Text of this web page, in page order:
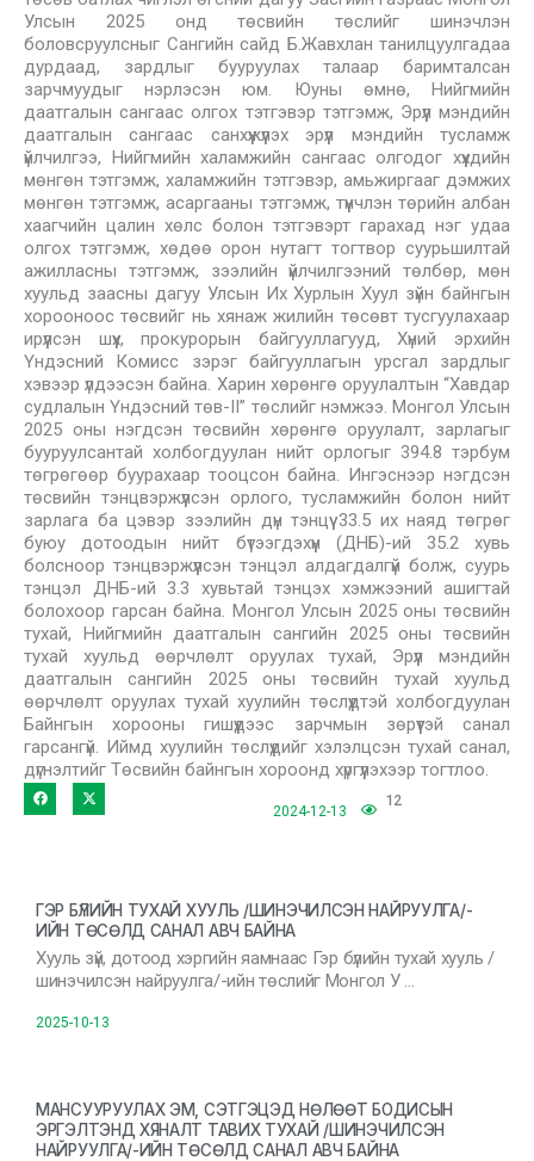
Улсын 2025 онд төсвийн төслийг шинэчлэн
боловсруулсныг Сангийн сайд Б.Жавхлан танилцуулгадаа
дурдаад, зардлыг бууруулах талаар баримталсан
зарчмуудыг нэрлэсэн юм. Юуны өмнө, Нийгмийн
даатгалын сангаас олгох тэтгэвэр тэтгэмж, Эрүүл мэндийн
даатгалын сангаас санхүүжүүлэх эрүүл мэндийн тусламж
үйлчилгээ, Нийгмийн халамжийн сангаас олгодог хүүхдийн
мөнгөн тэтгэмж, халамжийн тэтгэвэр, амьжиргааг дэмжих
мөнгөн тэтгэмж, асаргааны тэтгэмж, түүнчлэн төрийн албан
хаагчийн цалин хөлс болон тэтгэвэрт гарахад нэг удаа
олгох тэтгэмж, хөдөө орон нутагт тогтвор суурьшилтай
ажилласны тэтгэмж, зээлийн үйлчилгээний төлбөр, мөн
хуульд заасны дагуу Улсын Их Хурлын Хуул зүйн байнгын
хорооноос төсвийг нь хянаж жилийн төсөвт тусгуулахаар
ирүүлсэн шүүх, прокурорын байгууллагууд, Хүний эрхийн
Үндэсний Комисс зэрэг байгууллагын урсгал зардлыг
хэвээр үлдээсэн байна. Харин хөрөнгө оруулалтын “Хавдар
судлалын Үндэсний төв-II” төслийг нэмжээ. Монгол Улсын
2025 оны нэгдсэн төсвийн хөрөнгө оруулалт, зарлагыг
бууруулсантай холбогдуулан нийт орлогыг 394.8 тэрбум
төгрөгөөр буурахаар тооцсон байна. Ингэснээр нэгдсэн
төсвийн тэнцвэржүүлсэн орлого, тусламжийн болон нийт
зарлага ба цэвэр зээлийн дүн тэнцүү 33.5 их наяд төгрөг
буюу дотоодын нийт бүтээгдэхүүн (ДНБ)-ий 35.2 хувь
болсноор тэнцвэржүүлсэн тэнцэл алдагдалгүй болж, суурь
тэнцэл ДНБ-ий 3.3 хувьтай тэнцэх хэмжээний ашигтай
болохоор гарсан байна. Монгол Улсын 2025 оны төсвийн
тухай, Нийгмийн даатгалын сангийн 2025 оны төсвийн
тухай хуульд өөрчлөлт оруулах тухай, Эрүүл мэндийн
даатгалын сангийн 2025 оны төсвийн тухай хуульд
өөрчлөлт оруулах тухай хуулийн төслүүдтэй холбогдуулан
Байнгын хорооны гишүүдээс зарчмын зөрүүтэй санал
гарсангүй. Иймд хуулийн төслүүдийг хэлэлцсэн тухай санал,
дүгнэлтийг Төсвийн байнгын хороонд хүргүүлэхээр тогтлоо.
2024-12-13
12
ГЭР БҮЛИЙН ТУХАЙ ХУУЛЬ /ШИНЭЧИЛСЭН НАЙРУУЛГА/-
ИЙН ТӨСӨЛД САНАЛ АВЧ БАЙНА
Хууль зүй, дотоод хэргийн яамнаас Гэр бүлийн тухай хууль /
шинэчилсэн найруулга/-ийн төслийг Монгол У …
2025-10-13
МАНСУУРУУЛАХ ЭМ, СЭТГЭЦЭД НӨЛӨӨТ БОДИСЫН
ЭРГЭЛТЭНД ХЯНАЛТ ТАВИХ ТУХАЙ /ШИНЭЧИЛСЭН
НАЙРУУЛГА/-ИЙН ТӨСӨЛД САНАЛ АВЧ БАЙНА